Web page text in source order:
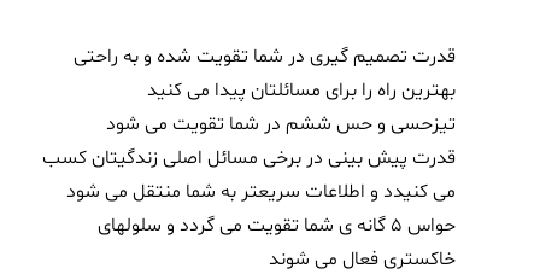
قدرت تصمیم گیری در شما تقویت شده و به راحتی
بهترین راه را برای مسائلتان پیدا می کنید
تیزحسی و حس ششم در شما تقویت می شود
قدرت پیش بینی در برخی مسائل اصلی زندگیتان کسب
می کنیدد و اطلاعات سریعتر به شما منتقل می شود
حواس 5 گانه ی شما تقویت می گردد و سلولهای
خاکستری فعال می شوند